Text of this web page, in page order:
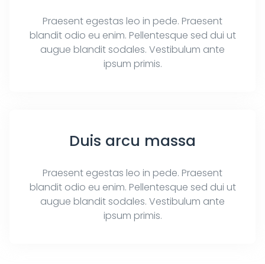
Praesent egestas leo in pede. Praesent
blandit odio eu enim. Pellentesque sed dui ut
augue blandit sodales. Vestibulum ante
ipsum primis.
Duis arcu massa
Praesent egestas leo in pede. Praesent
blandit odio eu enim. Pellentesque sed dui ut
augue blandit sodales. Vestibulum ante
ipsum primis.